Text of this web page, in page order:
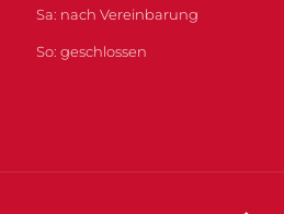
Sa: nach Vereinbarung
So: geschlossen